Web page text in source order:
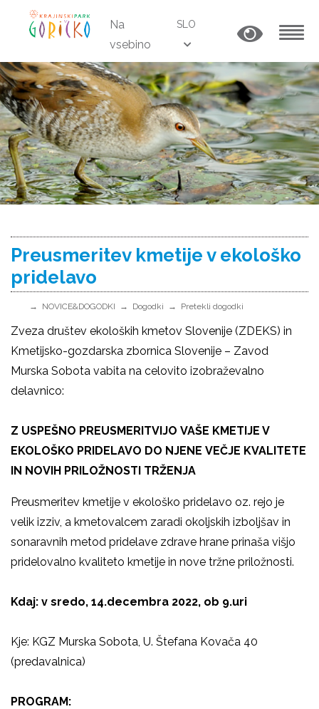
Na
vsebino
SLO
Preusmeritev kmetije v ekološko
pridelavo
NOVICE&DOGODKI Dogodki Pretekli dogodki
Zveza društev ekoloških kmetov Slovenije (ZDEKS) in
Kmetijsko-gozdarska zbornica Slovenije – Zavod
Murska Sobota vabita na celovito izobraževalno
delavnico:
Z USPEŠNO PREUSMERITVIJO VAŠE KMETIJE V
EKOLOŠKO PRIDELAVO DO NJENE VEČJE KVALITETE
IN NOVIH PRILOŽNOSTI TRŽENJA
Preusmeritev kmetije v ekološko pridelavo oz. rejo je
velik izziv, a kmetovalcem zaradi okoljskih izboljšav in
sonaravnih metod pridelave zdrave hrane prinaša višjo
pridelovalno kvaliteto kmetije in nove tržne priložnosti.
Kdaj: v sredo, 14.decembra 2022, ob 9.uri
Kje: KGZ Murska Sobota, U. Štefana Kovača 40
(predavalnica)
PROGRAM: